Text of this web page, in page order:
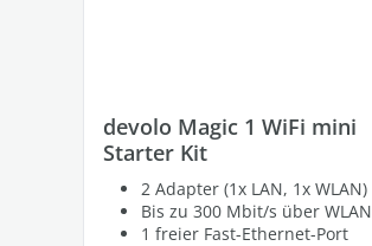
devolo Magic 1 WiFi mini
Starter Kit
2 Adapter (1x LAN, 1x WLAN)
Bis zu 300 Mbit/s über WLAN
1 freier Fast-Ethernet-Port